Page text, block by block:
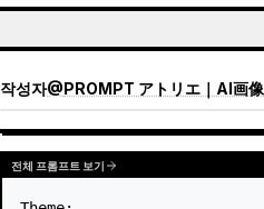
작성자@PROMPT アトリエ｜AI画像プロンプト
전체 프롬프트 보기